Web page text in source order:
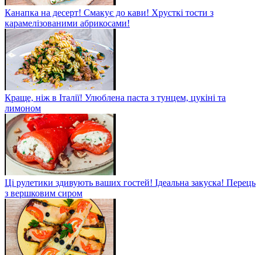
Канапка на десерт! Смакує до кави! Хрусткі тости з
карамелізованими абрикосами!
Краще, ніж в Італії! Улюблена паста з тунцем, цукіні та
лимоном
Ці рулетики здивують ваших гостей! Ідеальна закуска! Перець
з вершковим сиром